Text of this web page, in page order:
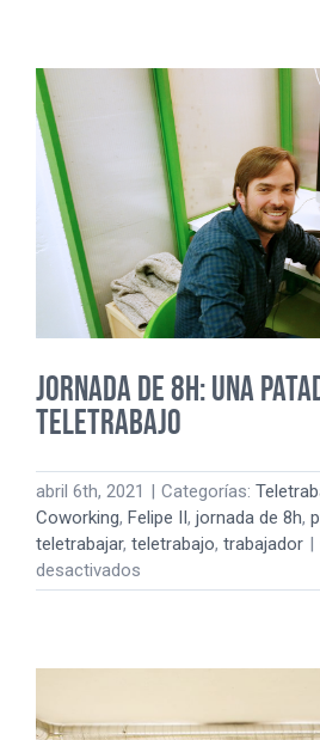
JORNADA DE 8H: UNA
TELETRABAJO
abril 6th, 2021 | Categorías:
Coworking, Felipe II, jornada de 8h,
teletrabajar, teletrabajo, trabajador |
desactivados
JORNADA
UNA
AL